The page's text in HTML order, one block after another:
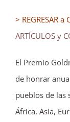
> REGRESAR a
ARTÍCULOS y
El Premio
de honrar
pueblos de las
África, Asia,